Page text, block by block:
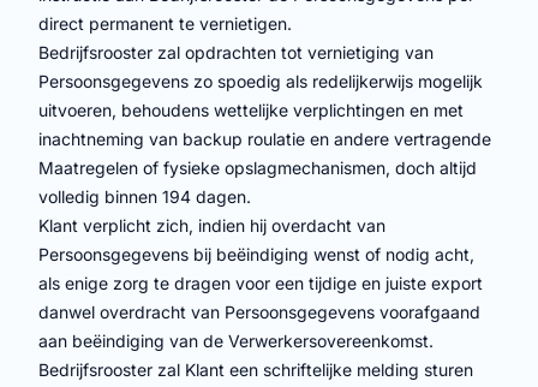
direct permanent te vernietigen.
Bedrijfsrooster zal opdrachten tot vernietiging van
Persoonsgegevens zo spoedig als redelijkerwijs mogelijk
uitvoeren, behoudens wettelijke verplichtingen en met
inachtneming van backup roulatie en andere vertragende
Maatregelen of fysieke opslagmechanismen, doch altijd
volledig binnen 194 dagen.
Klant verplicht zich, indien hij overdacht van
Persoonsgegevens bij beëindiging wenst of nodig acht,
als enige zorg te dragen voor een tijdige en juiste export
danwel overdracht van Persoonsgegevens voorafgaand
aan beëindiging van de Verwerkersovereenkomst.
Bedrijfsrooster zal Klant een schriftelijke melding sturen